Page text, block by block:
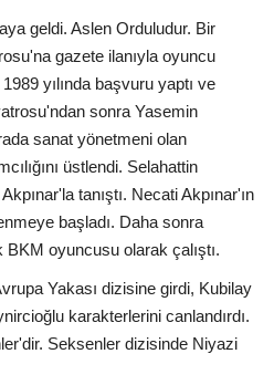
geldi. Aslen Orduludur. Bir
gazete ilanıyla oyuncu
yılında başvuru yaptı ve
sonra Yasemin
sanat yönetmeni olan
üstlendi. Selahattin
tanıştı. Necati Akpınar'ın
başladı. Daha sonra
BKM oyuncusu olarak çalıştı.
Yakası dizisine girdi, Kubilay
karakterlerini canlandırdı.
Seksenler dizisinde Niyazi